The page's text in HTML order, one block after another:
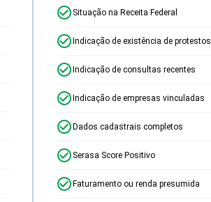
Situação na Receita Federal
Indicação de existência de protestos
Indicação de consultas recentes
Indicação de empresas vinculadas
Dados cadastrais completos
Serasa Score Positivo
Faturamento ou renda presumida